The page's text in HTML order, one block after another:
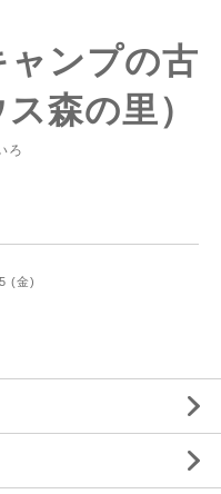
ャンプの古
森の里）
ろ
(金)